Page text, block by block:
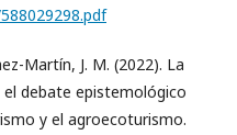
Martín, J. M. (2022). La
debate epistemológico
y el agroecoturismo.